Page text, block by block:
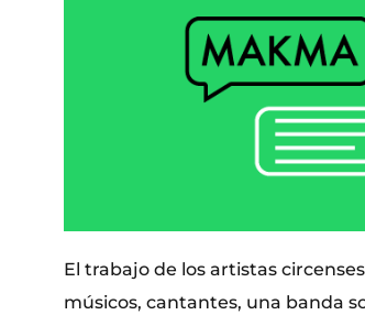
El trabajo de los artistas
músicos, cantantes, una banda